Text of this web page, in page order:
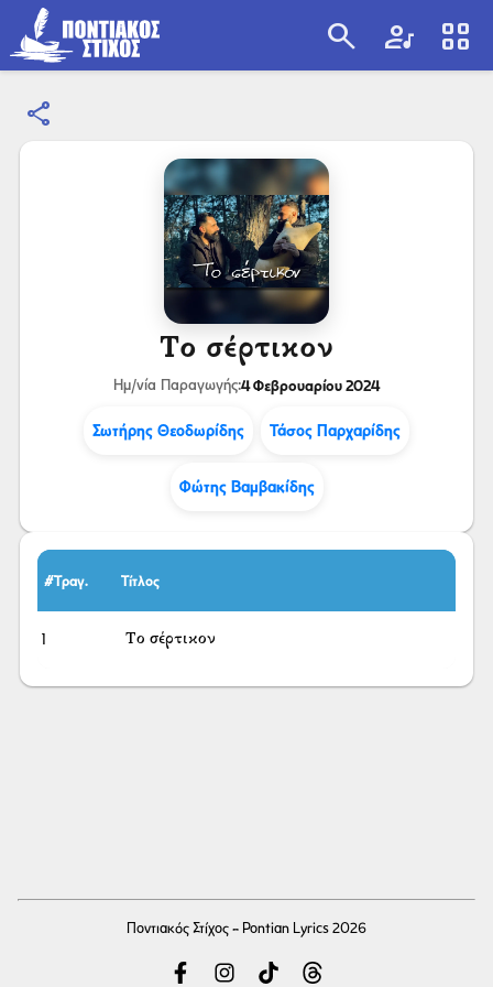
search artist view_cozy
share
Το σέρτικον
Ημ/νία Παραγωγής:4 Φεβρουαρίου 2024
Σωτήρης Θεοδωρίδης Τάσος Παρχαρίδης
Φώτης Βαμβακίδης
#Τραγ. Τίτλος
1 Το σέρτικον
Ποντιακός Στίχος - Pontian Lyrics 2026